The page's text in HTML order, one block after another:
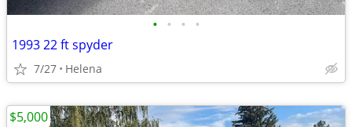
• • • •
1993 22 ft spyder
7/27 Helena
$5,000